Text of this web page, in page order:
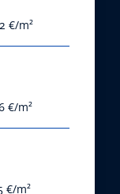
€/m²
€/m²
€/m²